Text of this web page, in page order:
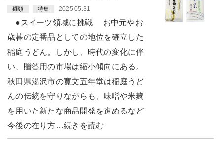
麺類 特集 2025.05.31
●スイーツ領域に挑戦 お中元やお
歳暮の定番品としての地位を確立した
稲庭うどん。しかし、時代の変化に伴
い、贈答用の市場は縮小傾向にある。
秋田県湯沢市の寛文五年堂は稲庭うど
んの伝統を守りながらも、味噌や米麹
を用いた新たな商品開発を進めるなど
今後の在り方…続きを読む